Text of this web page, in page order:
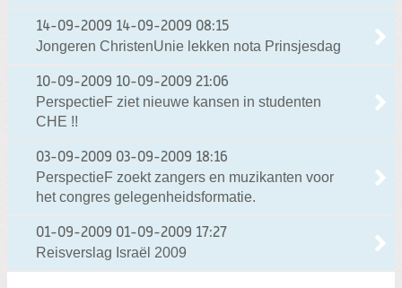
14-09-2009 14-09-2009 08:15
Jongeren ChristenUnie lekken nota Prinsjesdag
10-09-2009 10-09-2009 21:06
PerspectieF ziet nieuwe kansen in studenten
CHE !!
03-09-2009 03-09-2009 18:16
PerspectieF zoekt zangers en muzikanten voor
het congres gelegenheidsformatie.
01-09-2009 01-09-2009 17:27
Reisverslag Israël 2009